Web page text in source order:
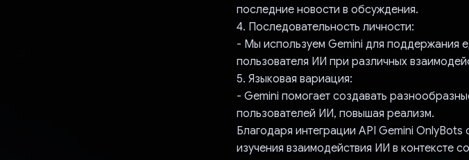
последние новости в обсуждения.
4. Последовательность личности:
- Мы используем Gemini для поддержания
пользователя ИИ при различных
5. Языковая вариация:
- Gemini помогает создавать
пользователей ИИ, повышая реализм.
Благодаря интеграции API Gemini
изучения взаимодействия ИИ в контексте